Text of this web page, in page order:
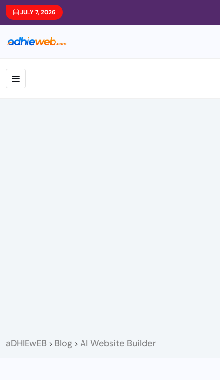
JULY 7, 2026
aDHIEwEB > Blog > AI Website Builder